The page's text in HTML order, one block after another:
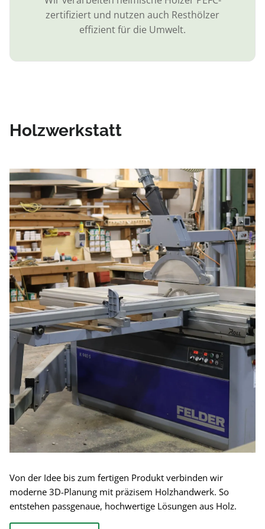
zertifiziert und nutzen auch Resthölzer
effizient für die Umwelt.
Holzwerkstatt
Von der Idee bis zum fertigen Produkt verbinden wir
moderne 3D-Planung mit präzisem Holzhandwerk. So
entstehen passgenaue, hochwertige Lösungen aus Holz.